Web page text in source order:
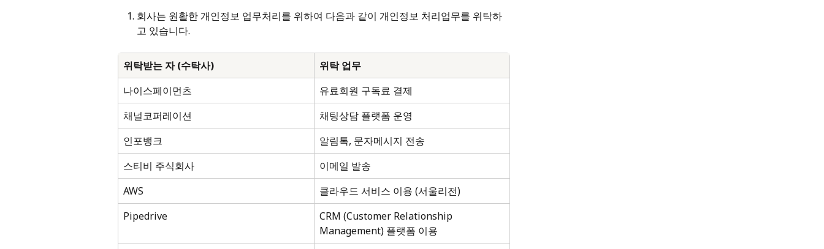
회사는 원활한 개인정보 업무처리를 위하여 다음과 같이 개인정보 처리업무를 위탁하
고 있습니다.
위탁받는 자 (수탁사)
위탁 업무
나이스페이먼츠
유료회원 구독료 결제
채널코퍼레이션
채팅상담 플랫폼 운영
인포뱅크
알림톡, 문자메시지 전송
스티비 주식회사
이메일 발송
AWS
클라우드 서비스 이용 (서울리전)
Pipedrive
CRM (Customer Relationship
Management) 플랫폼 이용